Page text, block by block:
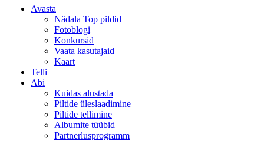
Avasta
Nädala Top pildid
Fotoblogi
Konkursid
Vaata kasutajaid
Kaart
Telli
Abi
Kuidas alustada
Piltide üleslaadimine
Piltide tellimine
Albumite tüübid
Partnerlusprogramm